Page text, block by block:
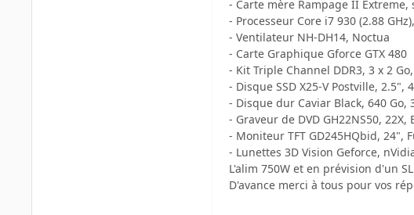
- Carte mère Rampage II Extreme,
- Processeur Core i7 930 (2.88
- Ventilateur NH-DH14, Noctua
- Carte Graphique Gforce GTX 480
- Kit Triple Channel DDR3, 3 x 2
- Disque SSD X25-V Postville, 2.5",
- Disque dur Caviar Black, 640
- Graveur de DVD GH22NS50, 22X,
- Moniteur TFT GD245HQbid, 24",
- Lunettes 3D Vision Geforce,
L'alim 750W et en prévision d'un
D'avance merci à tous pour vos